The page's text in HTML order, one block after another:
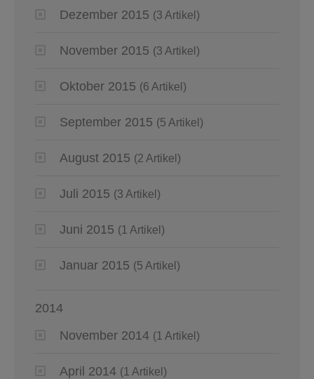
Dezember 2015 (3 Artikel)
November 2015 (3 Artikel)
Oktober 2015 (6 Artikel)
September 2015 (5 Artikel)
August 2015 (2 Artikel)
Juli 2015 (3 Artikel)
Juni 2015 (1 Artikel)
Januar 2015 (5 Artikel)
2014
November 2014 (1 Artikel)
April 2014 (1 Artikel)